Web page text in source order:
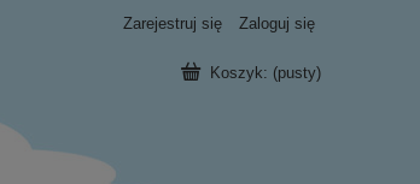
Zarejestruj się Zaloguj się
Koszyk: (pusty)